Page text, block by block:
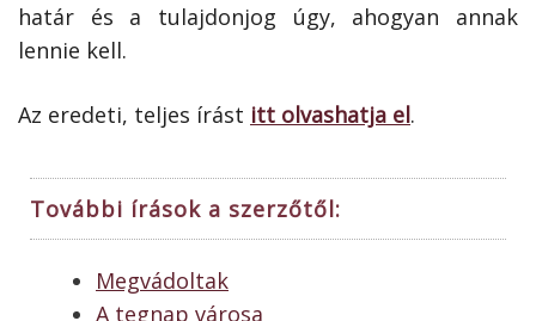
határ és a tulajdonjog úgy, ahogyan annak
lennie kell.
Az eredeti, teljes írást itt olvashatja el.
További írások a szerzőtől:
Megvádoltak
A tegnap városa